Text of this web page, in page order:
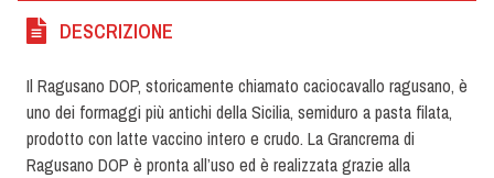
DESCRIZIONE
Il Ragusano DOP, storicamente chiamato caciocavallo ragusano, è
uno dei formaggi più antichi della Sicilia, semiduro a pasta filata,
prodotto con latte vaccino intero e crudo. La Grancrema di
Ragusano DOP è pronta all’uso ed è realizzata grazie alla